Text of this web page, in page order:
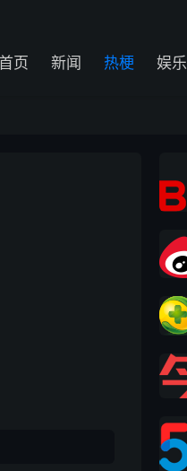
首页 新闻 热梗 娱乐